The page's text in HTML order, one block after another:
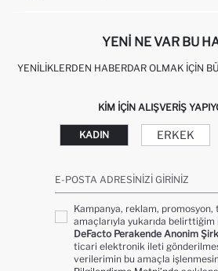
YENI NE VAR BU
YENILIKLERDEN HABERDAR OLMAK İÇIN
KIM IÇIN ALIŞVERIŞ
KADIN ERKEK
E-POSTA ADRESINIZI GIRINIZ
Kampanya, reklam, promosyon,
amaçlarıyla yukarıda
DeFacto Perakende Anonim
ticari elektronik ileti
verilerimin bu amaçla